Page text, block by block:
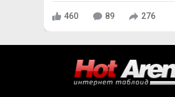
460 89 276